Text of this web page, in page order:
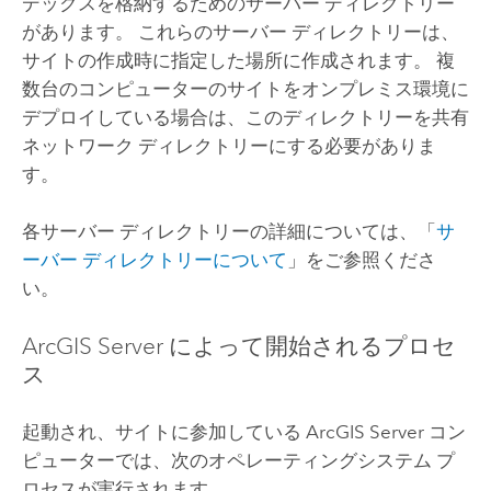
があります。 これらのサーバー ディレクトリーは、
サイトの作成時に指定した場所に作成されます。 複
数台のコンピューターのサイトをオンプレミス環境に
デプロイしている場合は、このディレクトリーを共有
ネットワーク ディレクトリーにする必要がありま
す。
各サーバー ディレクトリーの詳細については、「 サ
ーバー ディレクトリーについて 」をご参照くださ
い。
ArcGIS Serverによって開始されるプロセ
ス
起動され、サイトに参加している ArcGIS Serverコン
ピューターでは、次のオペレーティングシステム プ